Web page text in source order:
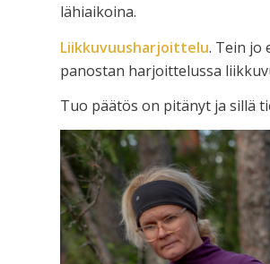
lähiaikoina.
Liikkuvuusharjoittelu. Tein jo
panostan harjoittelussa
Tuo päätös on pitänyt ja sillä